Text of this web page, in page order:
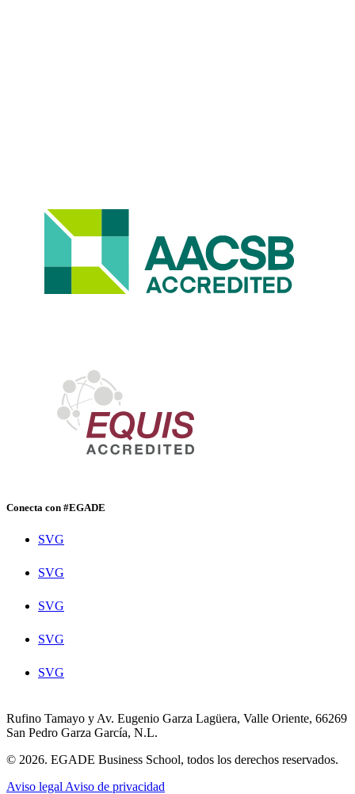
Conecta con #EGADE
SVG
SVG
SVG
SVG
SVG
Rufino Tamayo y Av. Eugenio Garza Lagüera, Valle Oriente, 66269
San Pedro Garza García, N.L.
© 2026. EGADE Business School, todos los derechos reservados.
Aviso legal Aviso de privacidad